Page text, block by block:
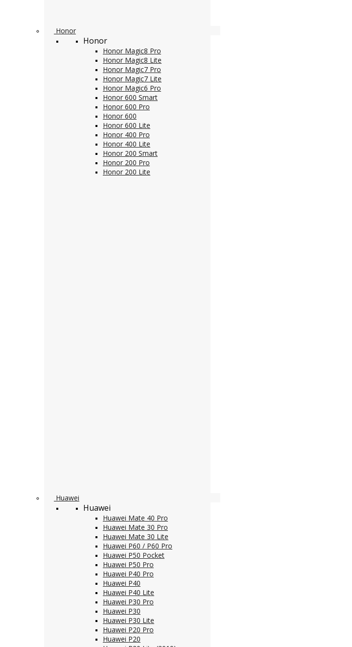
Honor
Honor
Honor Magic8 Pro
Honor Magic8 Lite
Honor Magic7 Pro
Honor Magic7 Lite
Honor Magic6 Pro
Honor 600 Smart
Honor 600 Pro
Honor 600
Honor 600 Lite
Honor 400 Pro
Honor 400 Lite
Honor 200 Smart
Honor 200 Pro
Honor 200 Lite
Huawei
Huawei
Huawei Mate 40 Pro
Huawei Mate 30 Pro
Huawei Mate 30 Lite
Huawei P60 / P60 Pro
Huawei P50 Pocket
Huawei P50 Pro
Huawei P40 Pro
Huawei P40
Huawei P40 Lite
Huawei P30 Pro
Huawei P30
Huawei P30 Lite
Huawei P20 Pro
Huawei P20